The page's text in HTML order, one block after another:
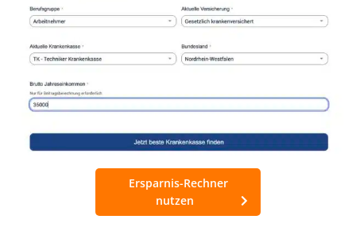
Ersparnis-Rechner
nutzen